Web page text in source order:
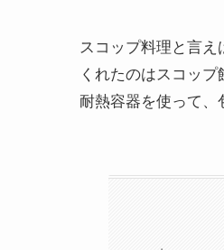
スコップ料理と言
くれたのはスコップ
耐熱容器を使って、